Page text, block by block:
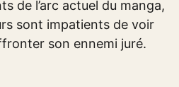
de l’arc actuel du manga,
sont impatients de voir
son ennemi juré.